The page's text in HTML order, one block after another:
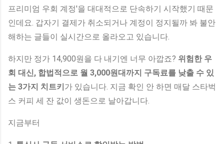
프리미엄 우회 계정'을 대대적으로 단속하기 시작했기 때문
인데요. 갑자기 결제가 취소되거나 계정이 정지될까 봐 불안
해하는 글들이 실시간으로 올라오고 있습니다.
하지만 정가 14,900원을 다 내기엔 너무 아깝죠? 위험한 우
회 대신, 합법적으로 월 3,000원대까지 구독료를 낮출 수 있
는 3가지 치트키가 있습니다. 지금 확인 안 하면 매달 스타벅
스 커피 세 잔 값이 생돈으로 날아갑니다.
지금부터